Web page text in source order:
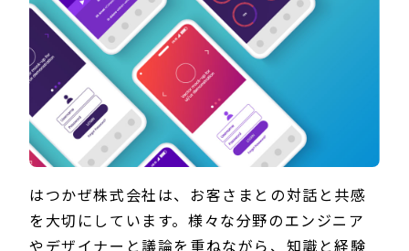
はつかぜ株式会社は、お客さまとの対話と共感
を大切にしています。様々な分野のエンジニア
やデザイナーと議論を重ねながら、知識と経験